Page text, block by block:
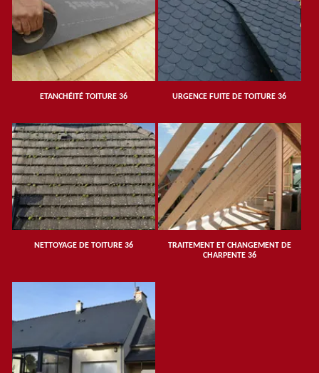
ETANCHÉITÉ TOITURE 36 URGENCE FUITE DE TOITURE 36
NETTOYAGE DE TOITURE 36
TRAITEMENT ET CHANGEMENT DE
CHARPENTE 36